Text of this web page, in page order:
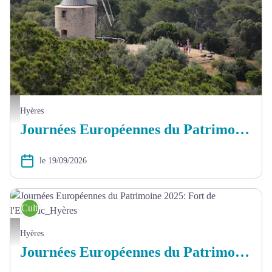
Moulin du Bonheur - M. Gasquy
Hyères
Journées Européennes du Patrimoine 2026 : Moulin du Bonheur
le 19/09/2026
Journées Européennes du Patrimoine 2025: Fort de l'Estissac_Hyères - Muriel Gasquy
Culture
Hyères
Journées Européennes du Patrimoine 2026: Fort de l'Estissac